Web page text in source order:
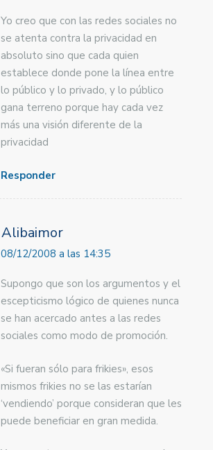
Yo creo que con las redes sociales no
se atenta contra la privacidad en
absoluto sino que cada quien
establece donde pone la línea entre
lo público y lo privado, y lo público
gana terreno porque hay cada vez
más una visión diferente de la
privacidad
Responder
Alibaimor
08/12/2008 a las 14:35
Supongo que son los argumentos y el
escepticismo lógico de quienes nunca
se han acercado antes a las redes
sociales como modo de promoción.
«Si fueran sólo para frikies», esos
mismos frikies no se las estarían
‘vendiendo’ porque consideran que les
puede beneficiar en gran medida.